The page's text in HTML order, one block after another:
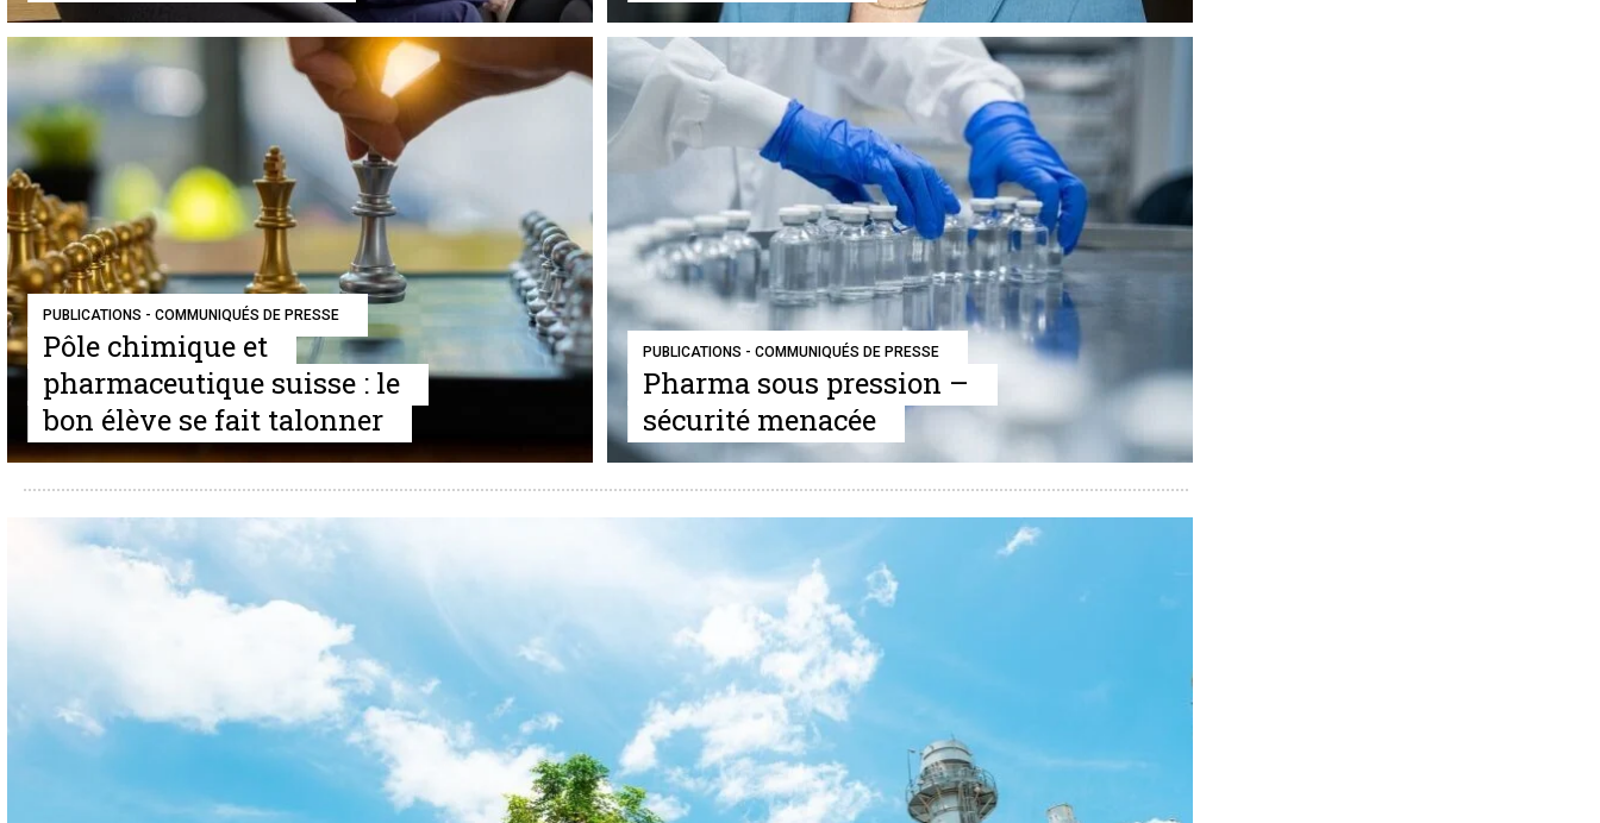
PUBLICATIONS - COMMUNIQUÉS DE PRESSE
Pôle chimique et
pharmaceutique suisse : le
bon élève se fait talonner
PUBLICATIONS - COMMUNIQUÉS DE PRESSE
Pharma sous pression –
sécurité menacée